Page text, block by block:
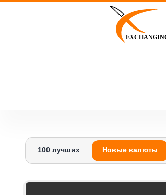
100 лучших Новые валюты